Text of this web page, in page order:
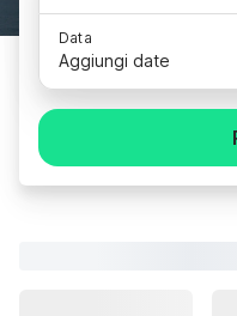
Data
Aggiungi date